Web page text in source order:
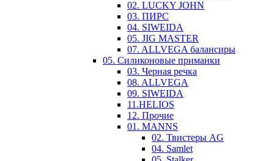
02. LUCKY JOHN
03. ПИРС
04. SIWEIDA
05. JIG MASTER
07. ALLVEGA балансиры
05. Силиконовые приманки
03. Черная речка
08. ALLVEGA
09. SIWEIDA
11.HELIOS
12. Прочие
01. MANNS
02. Твистеры AG
04. Samlet